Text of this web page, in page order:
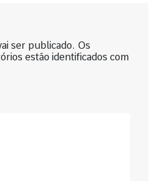
ser publicado. Os
estão identificados com